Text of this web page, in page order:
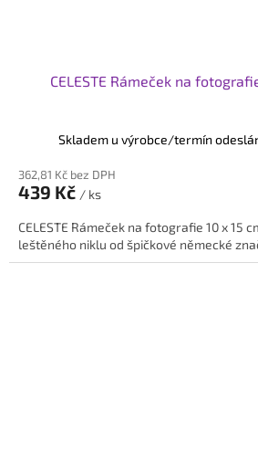
CELESTE Rámeček na
Skladem u výrobce/termín
362,81 Kč bez DPH
439 Kč / ks
CELESTE Rámeček na fotografie 10 x 15
leštěného niklu od špičkové německé